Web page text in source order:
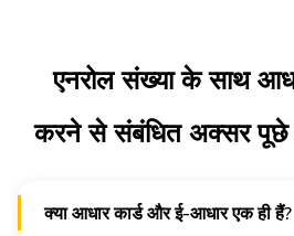
एनरोल संख्या के साथ
करने से संबंधित अक्सर पूछे
क्या आधार कार्ड और ई-आधार एक ही हैं?